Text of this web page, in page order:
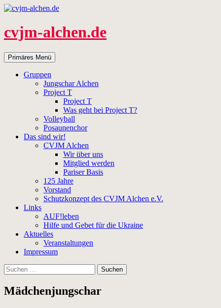
Zum
springen
cvjm-alchen.de
Suchen
Primäres Menü
Gruppen
Jungschar Alchen
Project T
Project T
Was geht bei Project T?
Volleyball
Posaunenchor
Das sind wir!
CVJM Alchen
Wir über uns
Mitglied werden
Pariser Basis
125 Jahre
Vorstand
Schutzkonzept des CVJM Alchen e.V.
Links
AUF!leben
Hilfe und Gebet für die Ukraine
Aktuelles
Veranstaltungen
Impressum
Suchen
nach:
Mädchenjungschar